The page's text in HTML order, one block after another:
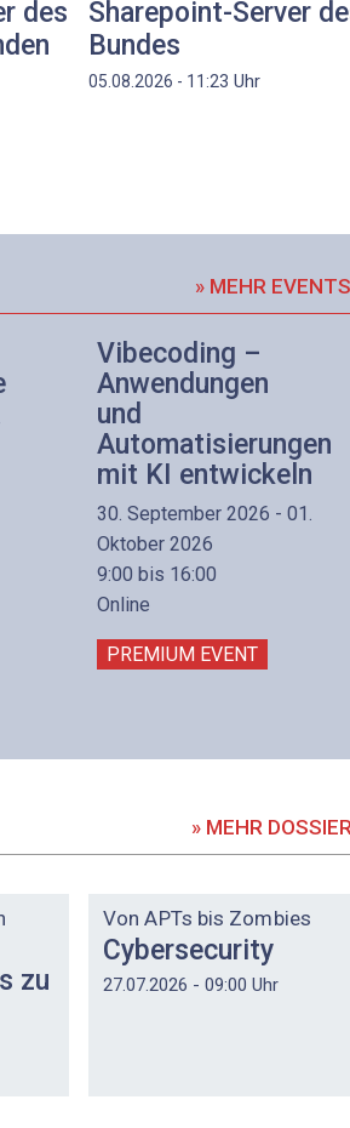
des
Sharepoint-Server
Bundes
05.08.2026 - 11:23 Uhr
» MEHR EVENTS
Vibecoding –
Anwendungen
und
Automatisierungen
mit KI entwickeln
30. September 2026 - 01.
Oktober 2026
9:00 bis 16:00
Online
PREMIUM EVENT
» MEHR
zu
Von APTs bis Zombies
Cybersecurity
27.07.2026 - 09:00 Uhr